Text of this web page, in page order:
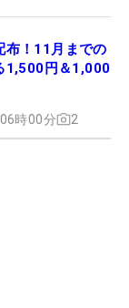
布！11月までの
1,500円＆1,000
時00分 2